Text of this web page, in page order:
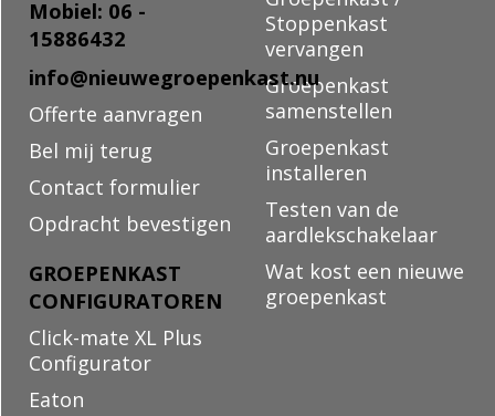
Stoppenkast
vervangen
Groepenkast
samenstellen
Groepenkast
installeren
Testen van de
aardlekschakelaar
Wat kost een nieuwe
groepenkast
Mobiel: 06 -
15886432
info@nieuwegroepenkast.nu
Offerte aanvragen
Bel mij terug
Contact formulier
Opdracht bevestigen
GROEPENKAST
CONFIGURATOREN
Click-mate XL Plus
Configurator
Eaton